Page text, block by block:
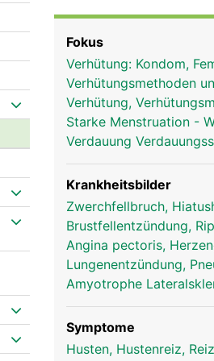
bezeichnet und
Brustkorb hebt und
zu allen Seiten
Ruhe überwiegt jedoch
Fokus
Verhütung: Kondom,
Verhütungsmethoden
Verhütung,
Starke Menstruation -
Verdauung
Krankheitsbilder
Zwerchfellbruch,
Brustfellentzündung,
Angina pectoris,
Lungenentzündung,
Amyotrophe
Symptome
Husten, Hustenreiz,